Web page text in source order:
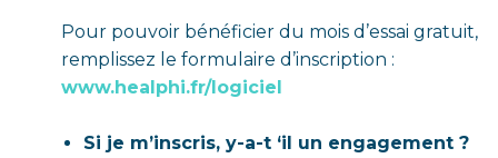
Pour pouvoir bénéficier du mois d’essai gratuit,
remplissez le formulaire d’inscription :
www.healphi.fr/logiciel
Si je m’inscris, y-a-t ‘il un engagement ?